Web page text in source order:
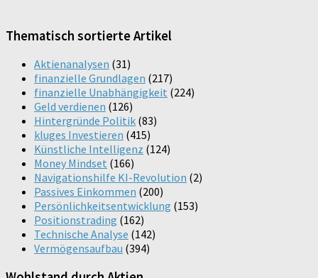
Thematisch sortierte Artikel
Aktienanalysen (31)
finanzielle Grundlagen (217)
finanzielle Unabhängigkeit (224)
Geld verdienen (126)
Hintergründe Politik (83)
kluges Investieren (415)
Künstliche Intelligenz (124)
Money Mindset (166)
Navigationshilfe KI-Revolution (2)
Passives Einkommen (200)
Persönlichkeitsentwicklung (153)
Positionstrading (162)
Technische Analyse (142)
Vermögensaufbau (394)